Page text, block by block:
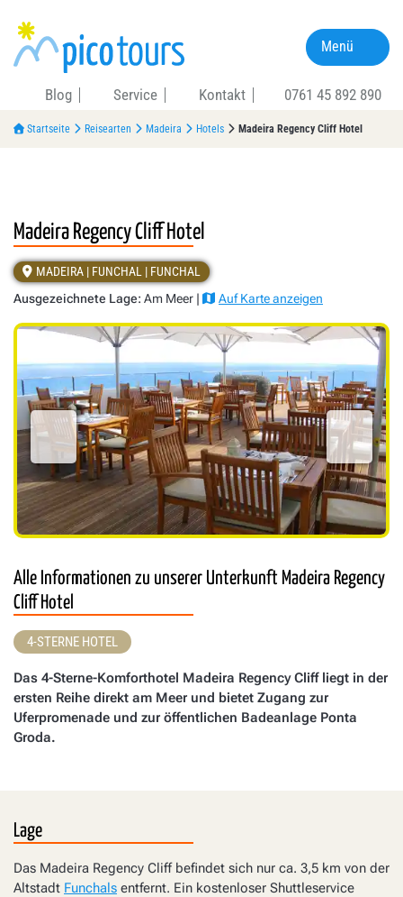
Blog Service Kontakt 0761 45 892 890
Menü
Startseite Reisearten Madeira Hotels Madeira Regency Cliff Hotel
Madeira Regency Cliff Hotel
MADEIRA | FUNCHAL | FUNCHAL
Ausgezeichnete Lage: Am Meer | Auf Karte anzeigen
Alle Informationen zu unserer Unterkunft Madeira Regency
Cliff Hotel
4-STERNE HOTEL
Das 4-Sterne-Komforthotel Madeira Regency Cliff liegt in der
ersten Reihe direkt am Meer und bietet Zugang zur
Uferpromenade und zur öffentlichen Badeanlage Ponta
Groda.
Lage
Das Madeira Regency Cliff befindet sich nur ca. 3,5 km von der
Altstadt Funchals entfernt. Ein kostenloser Shuttleservice